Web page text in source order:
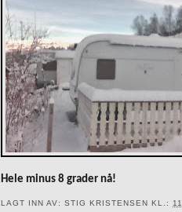
Hele minus 8 grader nå!
LAGT INN AV: STIG KRISTENSEN KL.: